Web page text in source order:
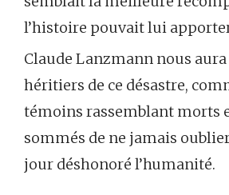
l’histoire pouvait lui
Claude Lanzmann nous aura
héritiers de ce désastre,
témoins rassemblant morts
sommés de ne jamais
jour déshonoré l’humanité.